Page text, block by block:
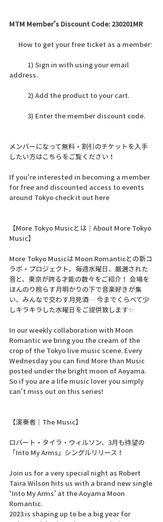
MTM Member’s Discount Code: 230201MR
      How to get your free ticket as a member:
address.
            2) Add the product to your cart.
            3) Enter the member discount code.
メンバーになって無料・割引のチケットを入手
したい方はこちらをご覧ください！
If you're interested in becoming a member
for free and discounted access to events
around Tokyo check it out here
【More Tokyo Musicとは｜About More Tokyo
Music】
More Tokyo Musicは Moon Romanticとの新コ
ラボ・プロジェクト。毎週水曜日、厳選された
音と、東京が誇る才能の数々をご紹介！ 会場を
ほんのり照らす月明かりの下で音楽好きが集
い、みんなで交わす月見酒… 今までくらべて少
しキラキラした水曜日をご提供致します✨
In our weekly collaboration with Moon
Romantic we bring you the cream of the
crop of the Tokyo live music scene. Every
Wednesday you can find More than Music
posted under the bright moon of Aoyama.
So if you are a life music lover you simply
can't miss out on this series!
【演奏者｜The Music】
ロバート・タイラ・ウィルソン、3月も待望の
「Into My Arms」シングルリリース！
Join us for a very special night as Robert
Taira Wilson hits us with a brand new single
‘Into My Arms’ at the Aoyama Moon
Romantic.
2023 is shaping up to be a big year for